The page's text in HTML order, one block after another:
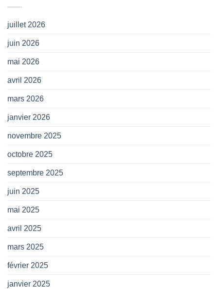
juillet 2026
juin 2026
mai 2026
avril 2026
mars 2026
janvier 2026
novembre 2025
octobre 2025
septembre 2025
juin 2025
mai 2025
avril 2025
mars 2025
février 2025
janvier 2025